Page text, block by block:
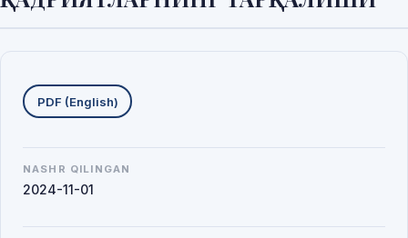
Yuklab olishlar
PDF (English)
NASHR QILINGAN
2024-11-01